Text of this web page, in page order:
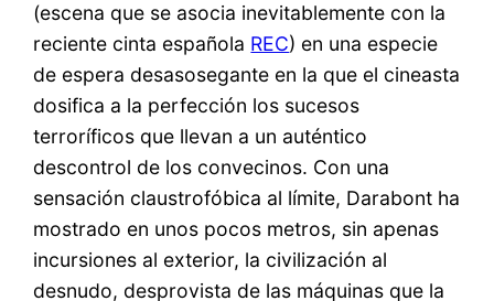
(escena que se asocia inevitablemente con la
reciente cinta española REC) en una especie
de espera desasosegante en la que el cineasta
dosifica a la perfección los sucesos
terroríficos que llevan a un auténtico
descontrol de los convecinos. Con una
sensación claustrofóbica al límite, Darabont ha
mostrado en unos pocos metros, sin apenas
incursiones al exterior, la civilización al
desnudo, desprovista de las máquinas que la